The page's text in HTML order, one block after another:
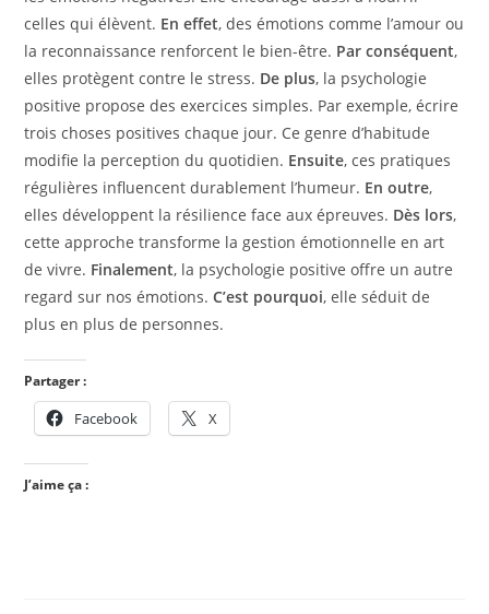
celles qui élèvent. En effet, des émotions comme l’amour ou
la reconnaissance renforcent le bien-être. Par conséquent,
elles protègent contre le stress. De plus, la psychologie
positive propose des exercices simples. Par exemple, écrire
trois choses positives chaque jour. Ce genre d’habitude
modifie la perception du quotidien. Ensuite, ces pratiques
régulières influencent durablement l’humeur. En outre,
elles développent la résilience face aux épreuves. Dès lors,
cette approche transforme la gestion émotionnelle en art
de vivre. Finalement, la psychologie positive offre un autre
regard sur nos émotions.C’est pourquoi, elle séduit de
plus en plus de personnes.
Partager :
Facebook X
J’aime ça :